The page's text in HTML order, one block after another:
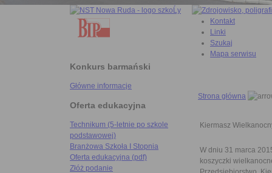
Konkurs barmański
Główne informacje
Oferta edukacyjna
Technikum (5-letnie po szkole
podstawowej)
Branżowa Szkoła I Stopnia
Oferta edukacyjna (pdf)
Złóż podanie
Kontakt
Linki
Szukaj
Mapa serwisu
Strona główna
Kiermasz
W dniu 31 marca
koszyczki